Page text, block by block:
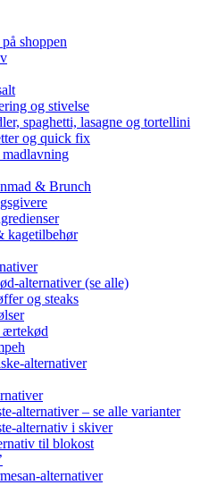
shoppen
og stivelse
spaghetti, lasagne og tortellini
og quick fix
& Brunch
kagetilbehør
alternativer (se alle)
og steaks
ærtekød
alternativer
alternativer – se alle varianter
alternativ i skiver
til blokost
alternativer